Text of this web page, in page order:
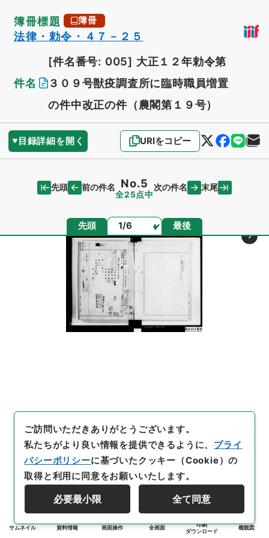
簿冊標題 簿冊
法律・勅令・４７－２５
件名
[件名番号: 005] 大正１２年勅令第
３０９号獣疫調査所に臨時職員増置
の件中改正の件（農閣第１９号）
目録詳細を開く URIをコピー
先頭 前の件名 No.5
全25点中
次の件名 末尾
先頭 ページ 最後
サムネイル 資料情報 画面操作 全画面
印刷
ダウンロード
概観図
ご訪問いただきありがとうございます。
私たちがより良い情報を提供できるように、 プライ
バシーポリシーに基づいたクッキー（Cookie）の
取得と利用に同意をお願いいたします。
必要最小限 全て同意